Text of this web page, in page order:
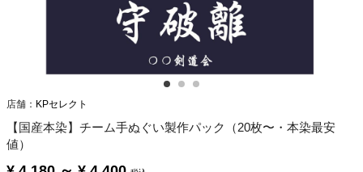
店舗： KPセレクト
【国産本染】チーム手ぬぐい製作パック（20枚〜・本染最安
値）